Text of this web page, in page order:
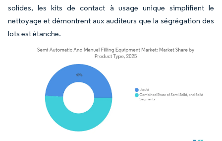
solides, les kits de contact à usage unique simplifient le
nettoyage et démontrent aux auditeurs que la ségrégation des
lots est étanche.